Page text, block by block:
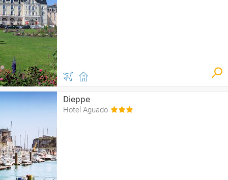
Dieppe
Hotel Aguado